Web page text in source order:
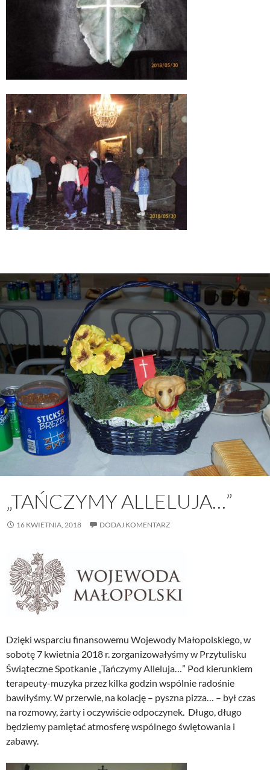
„TAŃCZYMY ALLELUJA…”
16 KWIETNIA, 2018 DODAJ KOMENTARZ
Dzięki wsparciu finansowemu Wojewody Małopolskiego, w
sobotę 7 kwietnia 2018 r. zorganizowałyśmy w Przytulisku
Świąteczne Spotkanie „Tańczymy Alleluja…” Pod kierunkiem
terapeuty-muzyka przez kilka godzin wspólnie radośnie
bawiłyśmy. W przerwie, na kolację – pyszna pizza… – był czas
na rozmowy, żarty i oczywiście odpoczynek. Długo, długo
będziemy pamiętać atmosferę wspólnego świętowania i
zabawy.